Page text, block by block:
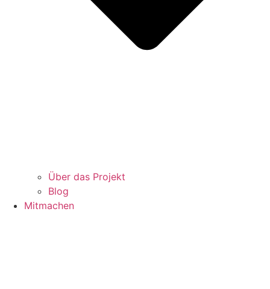
Über das Projekt
Blog
Mitmachen